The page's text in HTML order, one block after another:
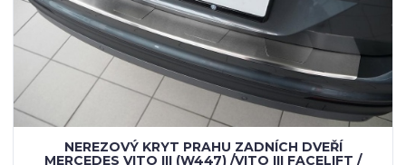
NEREZOVÝ KRYT PRAHU ZADNÍCH DVEŘÍ
MERCEDES VITO III (W447) /VITO III FACELIFT /